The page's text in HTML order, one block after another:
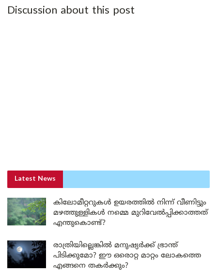
Discussion about this post
Latest News
കിലോമീറ്ററുകൾ ഉയരത്തിൽ നിന്ന് വീണിട്ടും
മഴത്തുള്ളികൾ നമ്മെ മുറിവേൽപ്പിക്കാത്തത്
എന്തുകൊണ്ട്?
രാത്രിയില്ലെങ്കിൽ മനുഷ്യർക്ക് ഭ്രാന്ത്
പിടിക്കുമോ? ഈ ഒരൊറ്റ മാറ്റം ലോകത്തെ
എങ്ങനെ തകർക്കും?